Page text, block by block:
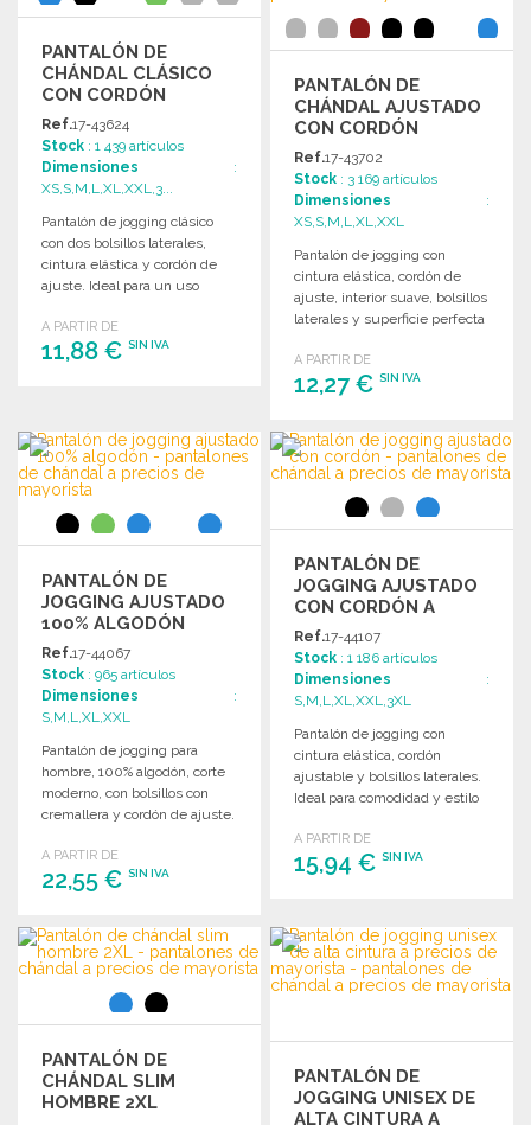
PANTALÓN DE
CHÁNDAL CLÁSICO
CON CORDÓN
Ref.17-43624
Stock : 1 439 artículos
Dimensiones :
XS,S,M,L,XL,XXL,3...
Pantalón de jogging clásico
con dos bolsillos laterales,
cintura elástica y cordón de
ajuste. Ideal para un uso
A PARTIR DE
11,88 € SIN IVA
Solicitar un presupuesto
PANTALÓN DE
CHÁNDAL AJUSTADO
CON CORDÓN
Ref.17-43702
Stock : 3 169 artículos
Dimensiones :
XS,S,M,L,XL,XXL
Pantalón de jogging con
cintura elástica, cordón de
ajuste, interior suave, bolsillos
laterales y superficie perfecta
A PARTIR DE
12,27 €SIN IVA
PEDIR
Solicitar un presupuesto
PANTALÓN DE
JOGGING AJUSTADO
100% ALGODÓN
Ref.17-44067
Stock : 965 artículos
Dimensiones :
S,M,L,XL,XXL
Pantalón de jogging para
hombre, 100% algodón, corte
moderno, con bolsillos con
cremallera y cordón de ajuste.
contemporáneo.
A PARTIR DE
22,55 € SIN IVA
PEDIR
Solicitar un presupuesto
PANTALÓN DE
JOGGING AJUSTADO
CON CORDÓN A
PRECIOS DE
MAYORISTA
Ref.17-44107
Stock : 1 186 artículos
Dimensiones :
S,M,L,XL,XXL,3XL
Pantalón de jogging con
cintura elástica, cordón
ajustable y bolsillos laterales.
Ideal para comodidad y estilo
A PARTIR DE
15,94 €SIN IVA
Solicitar un presupuesto
PANTALÓN DE
CHÁNDAL SLIM
HOMBRE 2XL
PANTALÓN DE
JOGGING UNISEX DE
ALTA CINTURA A